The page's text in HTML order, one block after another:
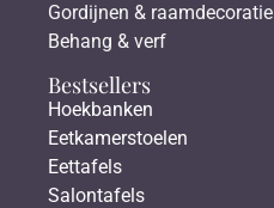
Gordijnen & raamdecoratie
Behang & verf
Bestsellers
Hoekbanken
Eetkamerstoelen
Eettafels
Salontafels